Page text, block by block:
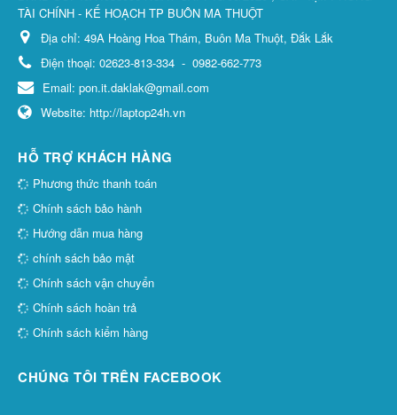
TÀI CHÍNH - KẾ HOẠCH TP BUÔN MA THUỘT
Địa chỉ: 49A Hoàng Hoa Thám, Buôn Ma Thuột, Đắk Lắk
Điện thoại: 02623-813-334 - 0982-662-773
Email: pon.it.daklak@gmail.com
Website: http://laptop24h.vn
HỖ TRỢ KHÁCH HÀNG
Phương thức thanh toán
Chính sách bảo hành
Hướng dẫn mua hàng
chính sách bảo mật
Chính sách vận chuyển
Chính sách hoàn trả
Chính sách kiểm hàng
CHÚNG TÔI TRÊN FACEBOOK